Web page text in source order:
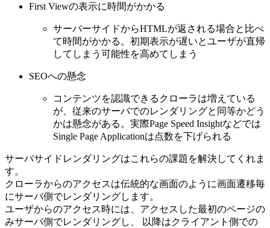
First Viewの表示に時間がかかる
サーバーサイドからHTMLが返される場合と比べ
て時間がかかる。初期表示が遅いとユーザが直帰
してしまう可能性を高めてしまう
SEOへの懸念
コンテンツを認識できるクローラは増えている
が、従来のサーバでのレンダリングと同等かどう
かは懸念がある。実際Page Speed Insightなどでは
Single Page Applicationは点数を下げられる
サーバサイドレンダリングはこれらの課題を解決してくれま
す。
クローラからのアクセスは伝統的な画面のように画面遷移毎
にサーバ側でレンダリングします。
ユーザからのアクセス時には、アクセスした最初のページの
みサーバ側でレンダリングし、 以降はクライアント側での